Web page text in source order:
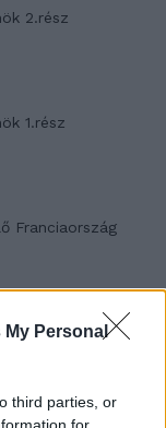
My Personal
third parties, or
2.rész
1.rész
Franciaország